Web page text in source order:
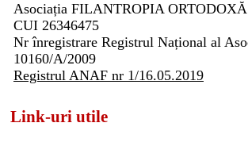
Asociația FILANTROPIA
CUI 26346475
Nr înregistrare Registrul Național al
10160/A/2009
Registrul ANAF nr 1/16.05.2019
Link-uri utile